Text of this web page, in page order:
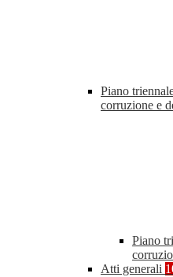
Piano
corruzione e
Piano
Atti generali